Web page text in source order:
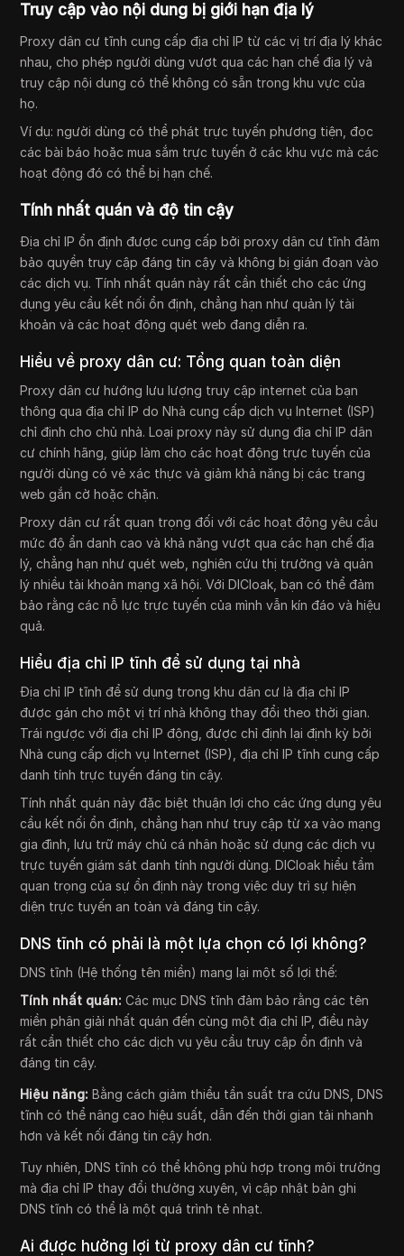
Truy cập vào nội dung bị giới hạn địa lý
Proxy dân cư tĩnh cung cấp địa chỉ IP từ các vị trí địa lý khác
nhau, cho phép người dùng vượt qua các hạn chế địa lý và
truy cập nội dung có thể không có sẵn trong khu vực của
họ.
Ví dụ: người dùng có thể phát trực tuyến phương tiện, đọc
các bài báo hoặc mua sắm trực tuyến ở các khu vực mà các
hoạt động đó có thể bị hạn chế.
Tính nhất quán và độ tin cậy
Địa chỉ IP ổn định được cung cấp bởi proxy dân cư tĩnh đảm
bảo quyền truy cập đáng tin cậy và không bị gián đoạn vào
các dịch vụ. Tính nhất quán này rất cần thiết cho các ứng
dụng yêu cầu kết nối ổn định, chẳng hạn như quản lý tài
khoản và các hoạt động quét web đang diễn ra.
Hiểu về proxy dân cư: Tổng quan toàn diện
Proxy dân cư hướng lưu lượng truy cập internet của bạn
thông qua địa chỉ IP do Nhà cung cấp dịch vụ Internet (ISP)
chỉ định cho chủ nhà. Loại proxy này sử dụng địa chỉ IP dân
cư chính hãng, giúp làm cho các hoạt động trực tuyến của
người dùng có vẻ xác thực và giảm khả năng bị các trang
web gắn cờ hoặc chặn.
Proxy dân cư rất quan trọng đối với các hoạt động yêu cầu
mức độ ẩn danh cao và khả năng vượt qua các hạn chế địa
lý, chẳng hạn như quét web, nghiên cứu thị trường và quản
lý nhiều tài khoản mạng xã hội. Với DICloak, bạn có thể đảm
bảo rằng các nỗ lực trực tuyến của mình vẫn kín đáo và hiệu
quả.
Hiểu địa chỉ IP tĩnh để sử dụng tại nhà
Địa chỉ IP tĩnh để sử dụng trong khu dân cư là địa chỉ IP
được gán cho một vị trí nhà không thay đổi theo thời gian.
Trái ngược với địa chỉ IP động, được chỉ định lại định kỳ bởi
Nhà cung cấp dịch vụ Internet (ISP), địa chỉ IP tĩnh cung cấp
danh tính trực tuyến đáng tin cậy.
Tính nhất quán này đặc biệt thuận lợi cho các ứng dụng yêu
cầu kết nối ổn định, chẳng hạn như truy cập từ xa vào mạng
gia đình, lưu trữ máy chủ cá nhân hoặc sử dụng các dịch vụ
trực tuyến giám sát danh tính người dùng. DICloak hiểu tầm
quan trọng của sự ổn định này trong việc duy trì sự hiện
diện trực tuyến an toàn và đáng tin cậy.
DNS tĩnh có phải là một lựa chọn có lợi không?
DNS tĩnh (Hệ thống tên miền) mang lại một số lợi thế:
Tính nhất quán:Các mục DNS tĩnh đảm bảo rằng các tên
miền phân giải nhất quán đến cùng một địa chỉ IP, điều này
rất cần thiết cho các dịch vụ yêu cầu truy cập ổn định và
đáng tin cậy.
Hiệu năng:Bằng cách giảm thiểu tần suất tra cứu DNS, DNS
tĩnh có thể nâng cao hiệu suất, dẫn đến thời gian tải nhanh
hơn và kết nối đáng tin cậy hơn.
Tuy nhiên, DNS tĩnh có thể không phù hợp trong môi trường
mà địa chỉ IP thay đổi thường xuyên, vì cập nhật bản ghi
DNS tĩnh có thể là một quá trình tẻ nhạt.
Ai được hưởng lợi từ proxy dân cư tĩnh?